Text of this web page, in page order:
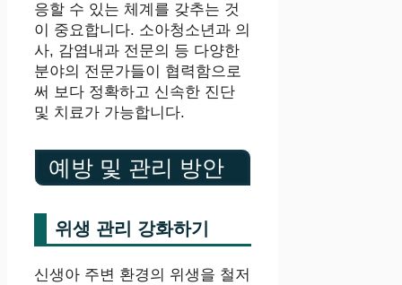
응할 수 있는 체계를 갖추는 것
이 중요합니다. 소아청소년과 의
사, 감염내과 전문의 등 다양한
분야의 전문가들이 협력함으로
써 보다 정확하고 신속한 진단
및 치료가 가능합니다.
예방 및 관리 방안
위생 관리 강화하기
신생아 주변 환경의 위생을 철저